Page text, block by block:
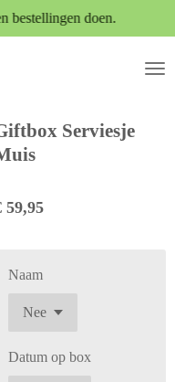
bestellingen doen.
Serviesje
59,95
Naam
Datum op box